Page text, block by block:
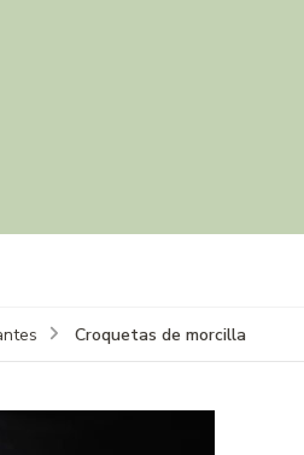
Croquetas de morcilla